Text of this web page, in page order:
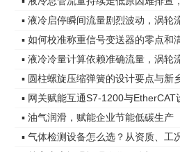
▪ 如何校准称重信号变送器的零点和
▪ 圆柱螺旋压缩弹簧的设计要点与新
▪ 网关赋能互通S7-1200与EtherCAT
▪ 油气润滑，赋能企业节能低碳生产
▪ 气体检测设备怎么选？从资质、工